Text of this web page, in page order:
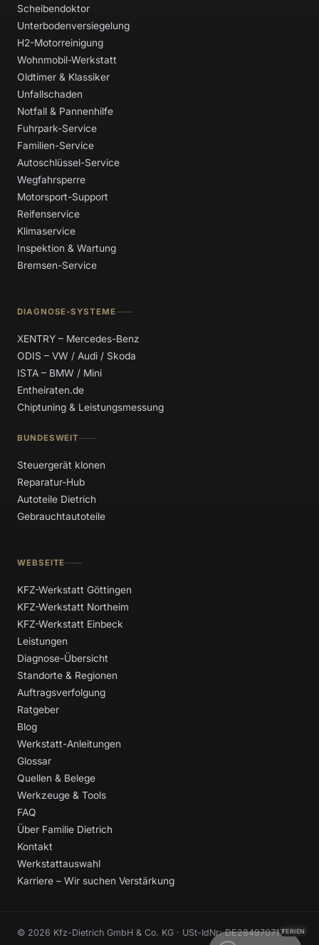
Scheibendoktor
Unterbodenversiegelung
H2-Motorreinigung
Wohnmobil-Werkstatt
Oldtimer & Klassiker
Unfallschaden
Notfall & Pannenhilfe
Fuhrpark-Service
Familien-Service
Autoschlüssel-Service
Wegfahrsperre
Motorsport-Support
Reifenservice
Klimaservice
Inspektion & Wartung
Bremsen-Service
DIAGNOSE-SYSTEME
XENTRY – Mercedes-Benz
ODIS – VW / Audi / Skoda
ISTA – BMW / Mini
Entheiraten.de
Chiptuning & Leistungsmessung
BUNDESWEIT
Steuergerät klonen
Reparatur-Hub
Autoteile Dietrich
Gebrauchtautoteile
WEBSEITE
KFZ-Werkstatt Göttingen
KFZ-Werkstatt Northeim
KFZ-Werkstatt Einbeck
Leistungen
Diagnose-Übersicht
Standorte & Regionen
Auftragsverfolgung
Ratgeber
Blog
Werkstatt-Anleitungen
Glossar
Quellen & Belege
Werkzeuge & Tools
FAQ
Über Familie Dietrich
Kontakt
Werkstattauswahl
Karriere – Wir suchen Verstärkung
© 2026 Kfz-Dietrich GmbH & Co. KG · USt-IdNr: DE284970717